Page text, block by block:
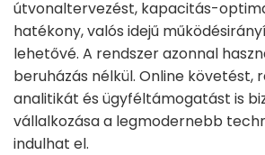
útvonaltervezést, kapacitás-
hatékony, valós idejű
lehetővé. A rendszer azonnal
beruházás nélkül. Online követést,
analitikát és ügyféltámogatást is
vállalkozása a legmodernebb
indulhat el.